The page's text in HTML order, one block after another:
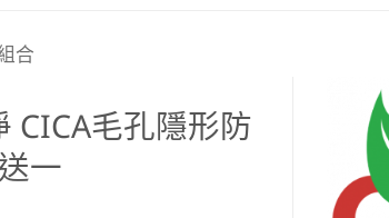
合
CICA毛孔隱形防
一